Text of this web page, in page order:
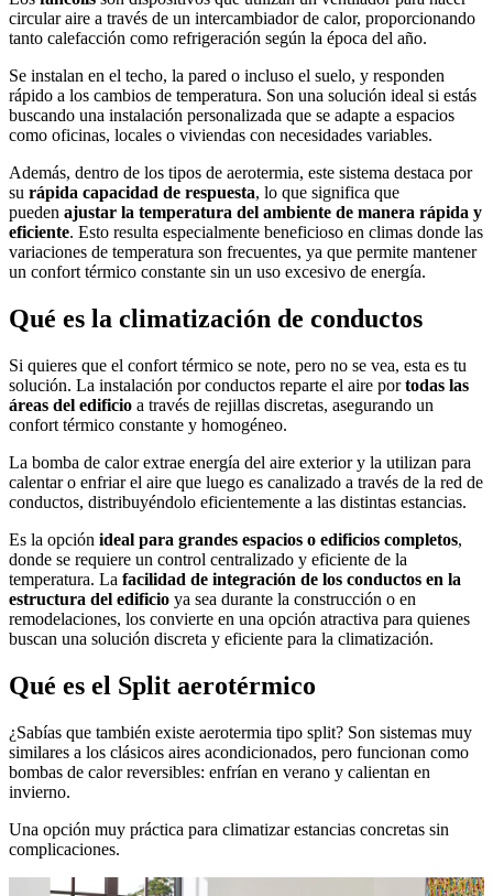
circular aire a través de un intercambiador de calor, proporcionando
tanto calefacción como refrigeración según la época del año.
Se instalan en el techo, la pared o incluso el suelo, y responden
rápido a los cambios de temperatura. Son una solución ideal si estás
buscando una instalación personalizada que se adapte a espacios
como oficinas, locales o viviendas con necesidades variables.
Además, dentro de los tipos de aerotermia, este sistema destaca por
su rápida capacidad de respuesta, lo que significa que
pueden ajustar la temperatura del ambiente de manera rápida y
eficiente. Esto resulta especialmente beneficioso en climas donde las
variaciones de temperatura son frecuentes, ya que permite mantener
un confort térmico constante sin un uso excesivo de energía.
Qué es la climatización de conductos
Si quieres que el confort térmico se note, pero no se vea, esta es tu
solución. La instalación por conductos reparte el aire portodas las
áreas del edificio a través de rejillas discretas, asegurando un
confort térmico constante y homogéneo.
La bomba de calor extrae energía del aire exterior y la utilizan para
calentar o enfriar el aire que luego es canalizado a través de la red de
conductos, distribuyéndolo eficientemente a las distintas estancias.
Es la opción ideal para grandes espacios o edificios completos,
donde se requiere un control centralizado y eficiente de la
temperatura. La facilidad de integración de los conductos en la
estructura del edificio ya sea durante la construcción o en
remodelaciones, los convierte en una opción atractiva para quienes
buscan una solución discreta y eficiente para la climatización.
Qué es el Split aerotérmico
¿Sabías que también existe aerotermia tipo split? Son sistemas muy
similares a los clásicos aires acondicionados, pero funcionan como
bombas de calor reversibles: enfrían en verano y calientan en
invierno.
Una opción muy práctica para climatizar estancias concretas sin
complicaciones.